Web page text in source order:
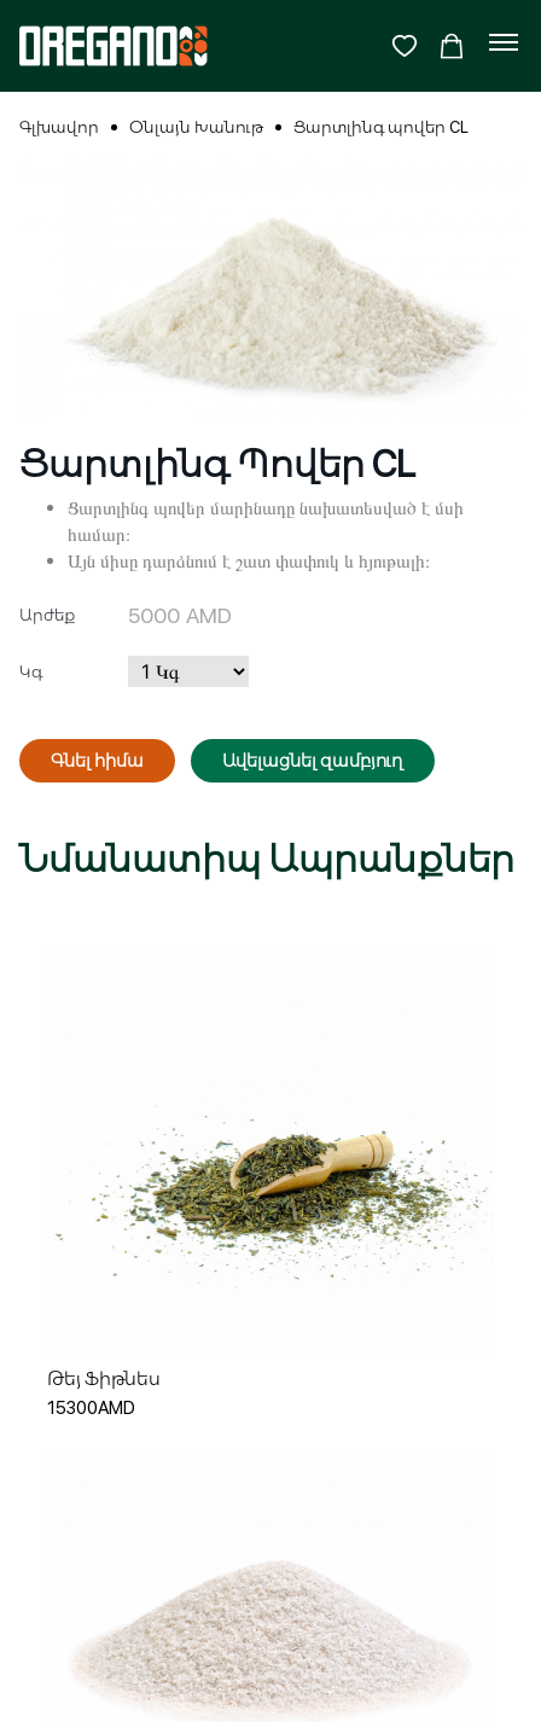
Մուտք Գրանցվել
Կամ
Գլխավոր Օնլայն Խանութ Ցարտլինգ պովեր CL
Ցարտլինգ Պովեր CL
Ցարտլինգ պովեր մարինադը նախատեսված է մսի
համար։
Այն միսը դարձնում է շատ փափուկ և հյութալի։
Արժեք 5000 AMD
Կգ
Գնել հիմա Ավելացնել զամբյուղ
Նմանատիպ Ապրանքներ
Թեյ Ֆիթնես
15300AMD
Ավելացնել զամբյուղ